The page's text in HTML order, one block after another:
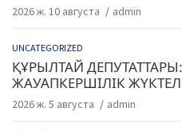
2026 ж. 10 августа admin
UNCATEGORIZED
ҚҰРЫЛТАЙ
ЖАУАПКЕРШІЛІК
2026 ж. 5 августа admin